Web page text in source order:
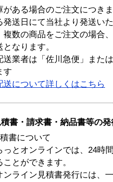
がある場合のご注文につき
発送日にて当社より発送い
複数の商品をご注文の場合
となります。
業者は「佐川急便」また
す
送について詳しくはこちら
積書・請求書・納品書等の
書について
っとオンラインでは、24時
ことができます。
ライン見積書発行には、